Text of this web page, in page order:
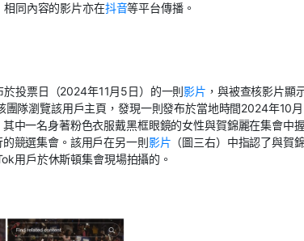
同內容的影片亦在抖音等平台傳播。
投票日（2024年11月5日）的一則影片 ，與被查核影片顯
隊瀏覽該用戶主頁，發現一則發布於當地時間2024年10
中一名身著粉色衣服戴黑框眼鏡的女性與賀錦麗在集會中
競選集會。該用戶在另一則影片 （圖三右）中指認了與賀
用戶於休斯頓集會現場拍攝的。